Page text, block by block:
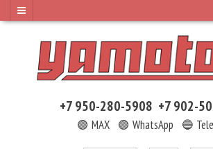
+7 950-280-5908 +7 902-
🟢 MAX 🟢 WhatsApp 🔵